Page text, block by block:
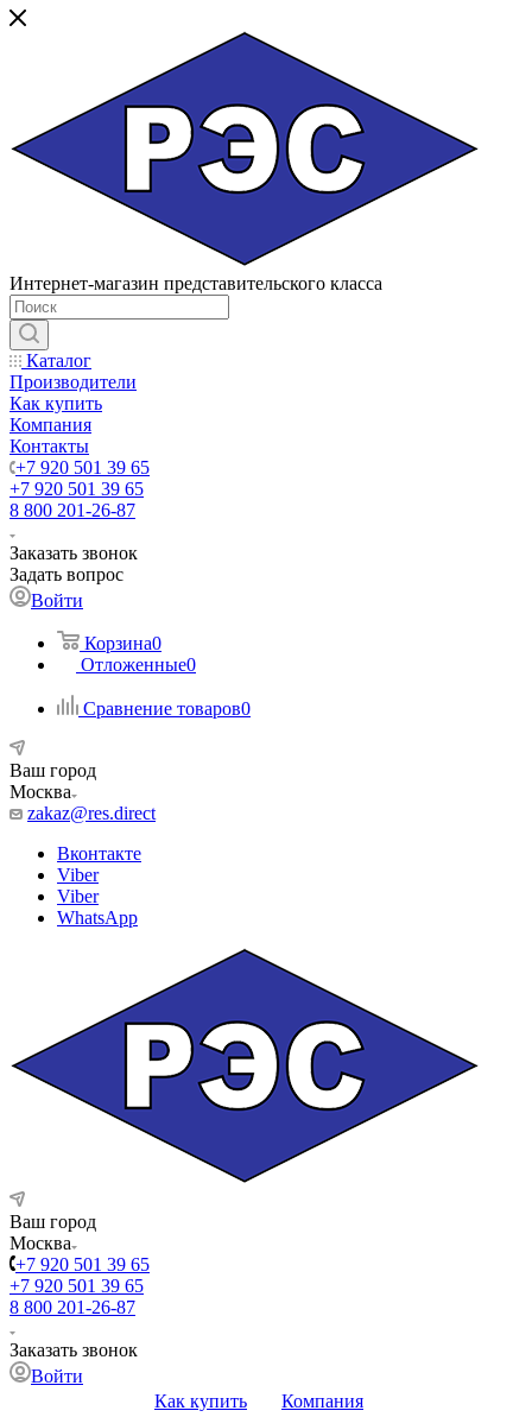
Интернет-магазин представительского класса
Каталог
Производители
Как купить
Компания
Контакты
+7 920 501 39 65
+7 920 501 39 65
8 800 201-26-87
Заказать звонок
Задать вопрос
Войти
Корзина0
Отложенные0
Сравнение товаров0
Ваш город
Москва
zakaz@res.direct
Вконтакте
Viber
Viber
WhatsApp
Ваш город
Москва
+7 920 501 39 65
+7 920 501 39 65
8 800 201-26-87
Заказать звонок
Войти
Как купить
Компания